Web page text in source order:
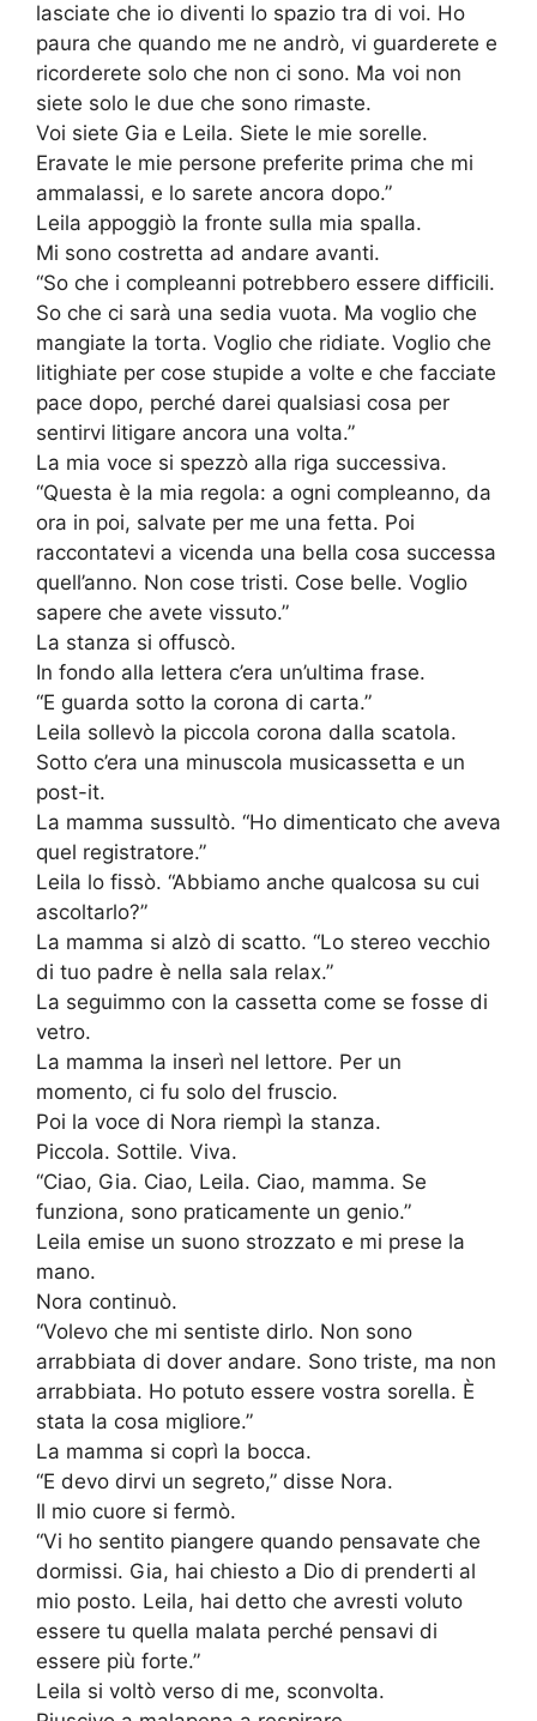
lasciate che io diventi lo spazio tra di voi. Ho
paura che quando me ne andrò, vi guarderete e
ricorderete solo che non ci sono. Ma voi non
siete solo le due che sono rimaste.
Voi siete Gia e Leila. Siete le mie sorelle.
Eravate le mie persone preferite prima che mi
ammalassi, e lo sarete ancora dopo.”
Leila appoggiò la fronte sulla mia spalla.
Mi sono costretta ad andare avanti.
“So che i compleanni potrebbero essere difficili.
So che ci sarà una sedia vuota. Ma voglio che
mangiate la torta. Voglio che ridiate. Voglio che
litighiate per cose stupide a volte e che facciate
pace dopo, perché darei qualsiasi cosa per
sentirvi litigare ancora una volta.”
La mia voce si spezzò alla riga successiva.
“Questa è la mia regola: a ogni compleanno, da
ora in poi, salvate per me una fetta. Poi
raccontatevi a vicenda una bella cosa successa
quell’anno. Non cose tristi. Cose belle. Voglio
sapere che avete vissuto.”
La stanza si offuscò.
In fondo alla lettera c’era un’ultima frase.
“E guarda sotto la corona di carta.”
Leila sollevò la piccola corona dalla scatola.
Sotto c’era una minuscola musicassetta e un
post-it.
La mamma sussultò. “Ho dimenticato che aveva
quel registratore.”
Leila lo fissò. “Abbiamo anche qualcosa su cui
ascoltarlo?”
La mamma si alzò di scatto. “Lo stereo vecchio
di tuo padre è nella sala relax.”
La seguimmo con la cassetta come se fosse di
vetro.
La mamma la inserì nel lettore. Per un
momento, ci fu solo del fruscio.
Poi la voce di Nora riempì la stanza.
Piccola. Sottile. Viva.
“Ciao, Gia. Ciao, Leila. Ciao, mamma. Se
funziona, sono praticamente un genio.”
Leila emise un suono strozzato e mi prese la
mano.
Nora continuò.
“Volevo che mi sentiste dirlo. Non sono
arrabbiata di dover andare. Sono triste, ma non
arrabbiata. Ho potuto essere vostra sorella. È
stata la cosa migliore.”
La mamma si coprì la bocca.
“E devo dirvi un segreto,” disse Nora.
Il mio cuore si fermò.
“Vi ho sentito piangere quando pensavate che
dormissi. Gia, hai chiesto a Dio di prenderti al
mio posto. Leila, hai detto che avresti voluto
essere tu quella malata perché pensavi di
essere più forte.”
Leila si voltò verso di me, sconvolta.